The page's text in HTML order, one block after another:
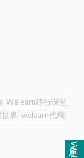
Welearn随行课堂
界| welearn代刷|